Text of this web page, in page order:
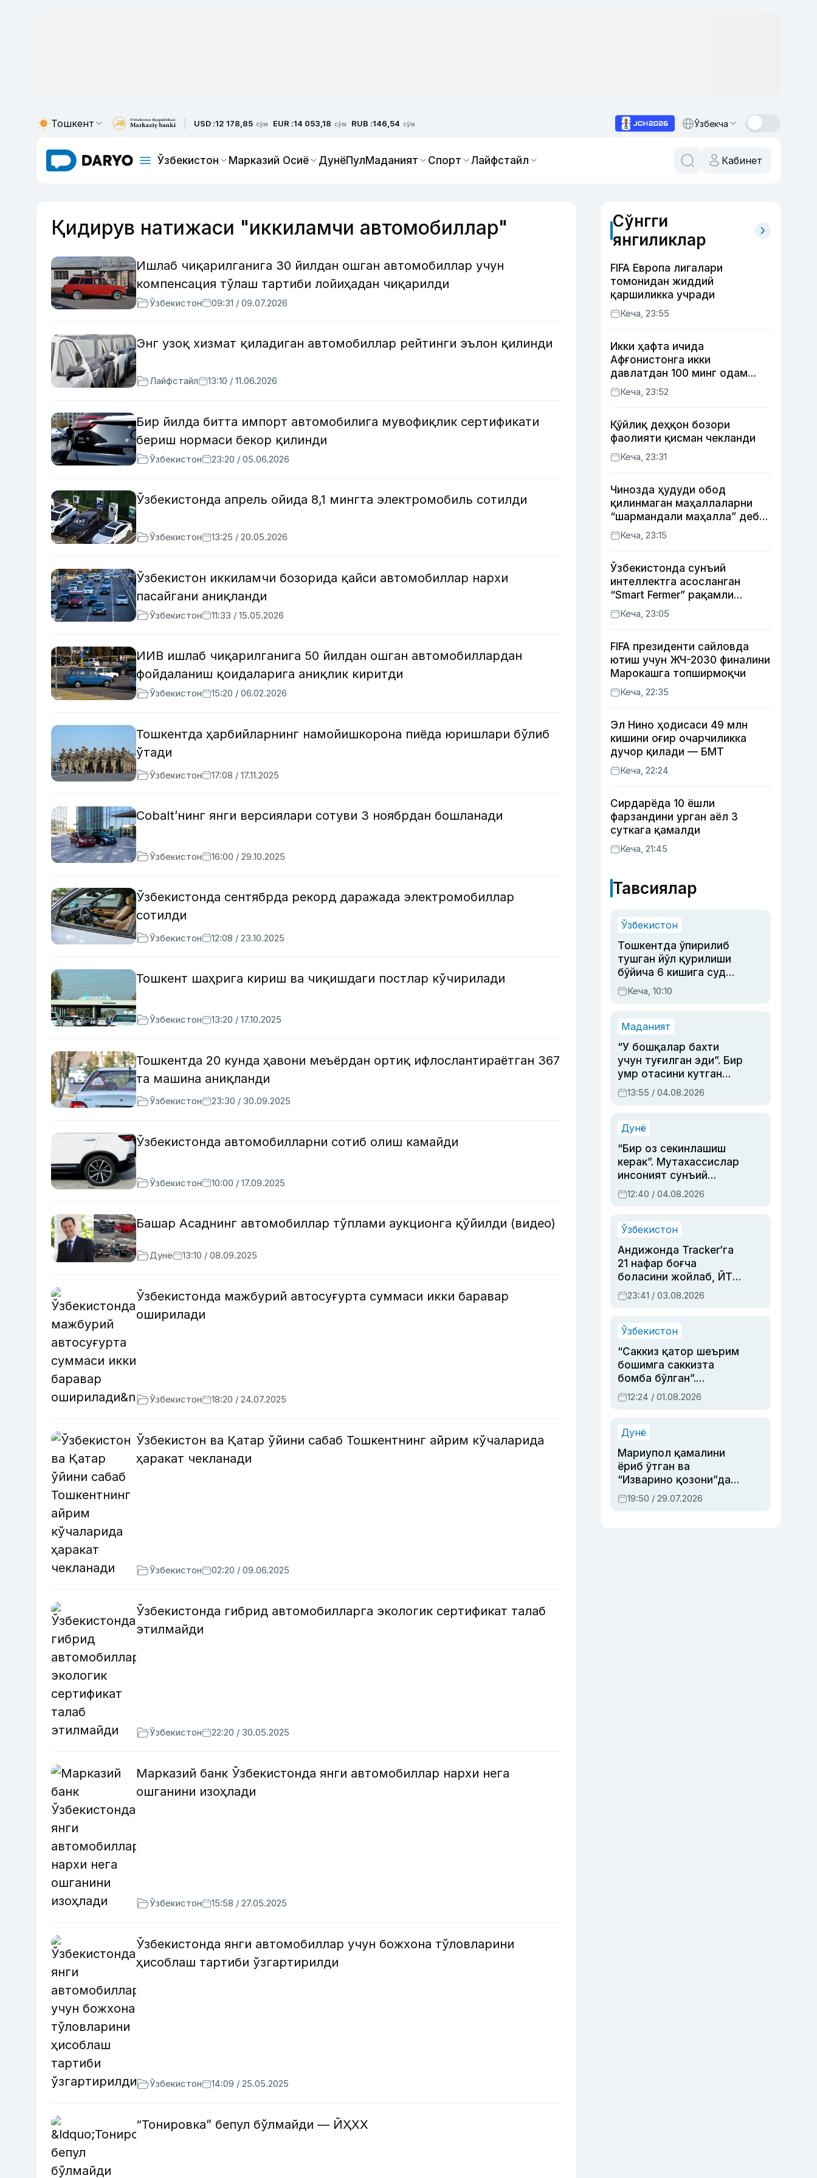
Тошкент USD :12 178,85 сўм EUR :14 053,18 сўм RUB :146,54 сўм Ўзбекча
Ўзбекистон Марказий Осиё ДунёПулМаданият Спорт Лайфстайл Кабинет
Қидирув натижаси "иккиламчи автомобиллар"
Ишлаб чиқарилганига 30 йилдан ошган автомобиллар учун
компенсация тўлаш тартиби лойиҳадан чиқарилди
Ўзбекистон 09:31 / 09.07.2026
Энг узоқ хизмат қиладиган автомобиллар рейтинги эълон қилинди
Лайфстайл 13:10 / 11.06.2026
Бир йилда битта импорт автомобилига мувофиқлик сертификати
бериш нормаси бекор қилинди
Ўзбекистон 23:20 / 05.06.2026
Ўзбекистонда апрель ойида 8,1 мингта электромобиль сотилди
Ўзбекистон 13:25 / 20.05.2026
Ўзбекистон иккиламчи бозорида қайси автомобиллар нархи
пасайгани аниқланди
Ўзбекистон 11:33 / 15.05.2026
ИИВ ишлаб чиқарилганига 50 йилдан ошган автомобиллардан
фойдаланиш қоидаларига аниқлик киритди
Ўзбекистон 15:20 / 06.02.2026
Тошкентда ҳарбийларнинг намойишкорона пиёда юришлари бўлиб
ўтади
Ўзбекистон 17:08 / 17.11.2025
Cobalt’нинг янги версиялари сотуви 3 ноябрдан бошланади
Ўзбекистон 16:00 / 29.10.2025
Ўзбекистонда сентябрда рекорд даражада электромобиллар
сотилди
Ўзбекистон 12:08 / 23.10.2025
Тошкент шаҳрига кириш ва чиқишдаги постлар кўчирилади
Ўзбекистон 13:20 / 17.10.2025
Тошкентда 20 кунда ҳавони меъёрдан ортиқ ифлослантираётган 367
та машина аниқланди
Ўзбекистон 23:30 / 30.09.2025
Ўзбекистонда автомобилларни сотиб олиш камайди
Ўзбекистон 10:00 / 17.09.2025
Башар Асаднинг автомобиллар тўплами аукционга қўйилди (видео)
Дунё 13:10 / 08.09.2025
Ўзбекистонда мажбурий автосуғурта суммаси икки баравар
оширилади
Ўзбекистон 18:20 / 24.07.2025
Ўзбекистон ва Қатар ўйини сабаб Тошкентнинг айрим кўчаларида
ҳаракат чекланади
Ўзбекистон 02:20 / 09.06.2025
Ўзбекистонда гибрид автомобилларга экологик сертификат талаб
этилмайди
Ўзбекистон 22:20 / 30.05.2025
Марказий банк Ўзбекистонда янги автомобиллар нархи нега
ошганини изоҳлади
Ўзбекистон 15:58 / 27.05.2025
Ўзбекистонда янги автомобиллар учун божхона тўловларини
ҳисоблаш тартиби ўзгартирилди
Ўзбекистон 14:09 / 25.05.2025
“Тонировка” бепул бўлмайди — ЙҲХХ
Сўнгги
янгиликлар
FIFA Европа лигалари
томонидан жиддий
қаршиликка учради
Кеча, 23:55
Икки ҳафта ичида
Афғонистонга икки
давлатдан 100 минг одам
қайтиб келди
Кеча, 23:52
Қўйлиқ деҳқон бозори
фаолияти қисман чекланди
Кеча, 23:31
Чинозда ҳудуди обод
қилинмаган маҳаллаларни
“шармандали маҳалла” деб
белгилаш бошланди
Кеча, 23:15
Ўзбекистонда сунъий
интеллектга асосланган
“Smart Fermer” рақамли
платформаси ишга
туширилади
Кеча, 23:05
FIFA президенти сайловда
ютиш учун ЖЧ-2030 финалини
Марокашга топширмоқчи
Кеча, 22:35
Эл Нино ҳодисаси 49 млн
кишини оғир очарчиликка
дучор қилади — БМТ
Кеча, 22:24
Сирдарёда 10 ёшли
фарзандини урган аёл 3
суткага қамалди
Кеча, 21:45
Тавсиялар
Ўзбекистон
Тошкентда ўпирилиб
тушган йўл қурилиши
бўйича 6 кишига суд
ҳукми ўқилди
Кеча, 10:10
Маданият
“У бошқалар бахти
учун туғилган эди”. Бир
умр отасини кутган
актриса ва дубльяж
устаси Римма
синовларга тўла ҳаёти
13:55 / 04.08.2026
Дунё
“Бир оз секинлашиш
керак”. Мутахассислар
инсоният сунъий
интеллектни бошқара
олмай қолишидан
12:40 / 04.08.2026
Ўзбекистон
Андижонда Tracker’га
21 нафар боғча
боласини жойлаб, ЙТҲ
содир этган аёлга суд
ҳукми ўқилди
23:41 / 03.08.2026
Ўзбекистон
“Саккиз қатор шеърим
бошимга саккизта
бомба бўлган”.
Абдулла Ориповни
сиёсий айбловлардан
12:24 / 01.08.2026
Дунё
Мариупол қамалини
ёриб ўтган ва
“Изварино қозони”дан
чиққан қаҳрамон —
Украина армияси бош
19:50 / 29.07.2026